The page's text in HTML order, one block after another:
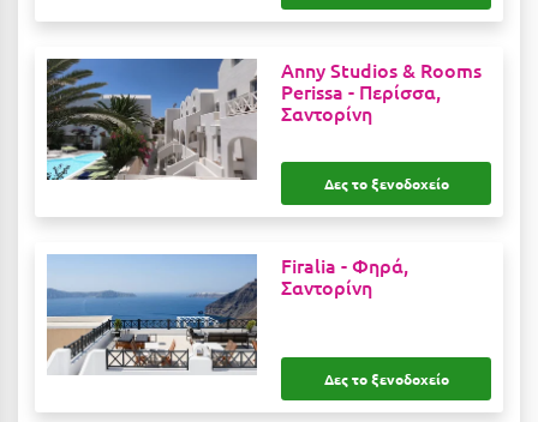
Κέρκυρα
Κεφαλονιά
Κοζάνη
Κοκκώνι Κορινθίας
Κόρινθος
Κορώνη
Κουρούτα Ηλείας
Anny Studios & Rooms
Perissa - Περίσσα,
Σαντορίνη
Δες το ξενοδοχείο
Firalia -Φηρά,
Σαντορίνη
Δες το ξενοδοχείο